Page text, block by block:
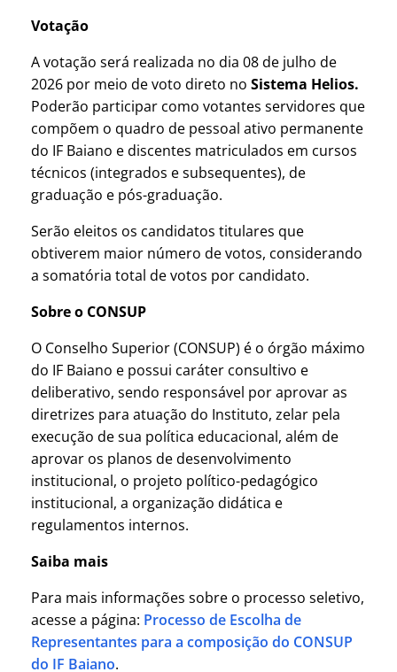
Votação
A votação será realizada no dia 08 de julho de
2026 por meio de voto direto no Sistema Helios.
Poderão participar como votantes servidores que
compõem o quadro de pessoal ativo permanente
do IF Baiano e discentes matriculados em cursos
técnicos (integrados e subsequentes), de
graduação e pós-graduação.
Serão eleitos os candidatos titulares que
obtiverem maior número de votos, considerando
a somatória total de votos por candidato.
Sobre o CONSUP
O Conselho Superior (CONSUP) é o órgão máximo
do IF Baiano e possui caráter consultivo e
deliberativo, sendo responsável por aprovar as
diretrizes para atuação do Instituto, zelar pela
execução de sua política educacional, além de
aprovar os planos de desenvolvimento
institucional, o projeto político-pedagógico
institucional, a organização didática e
regulamentos internos.
Saiba mais
Para mais informações sobre o processo seletivo,
acesse a página: Processo de Escolha de
Representantes para a composição do CONSUP
do IF Baiano.